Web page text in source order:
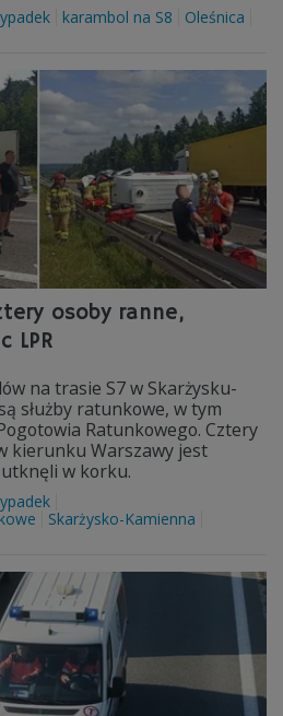
karambol na S8
Oleśnica
osoby ranne,
LPR
na trasie S7 w Skarżysku-
służby ratunkowe, w tym
Ratunkowego. Cztery
kierunku Warszawy jest
w korku.
Skarżysko-Kamienna